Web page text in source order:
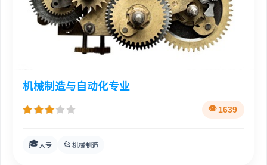
机械制造与自动化专业
1639
🎓大专 📂 机械制造